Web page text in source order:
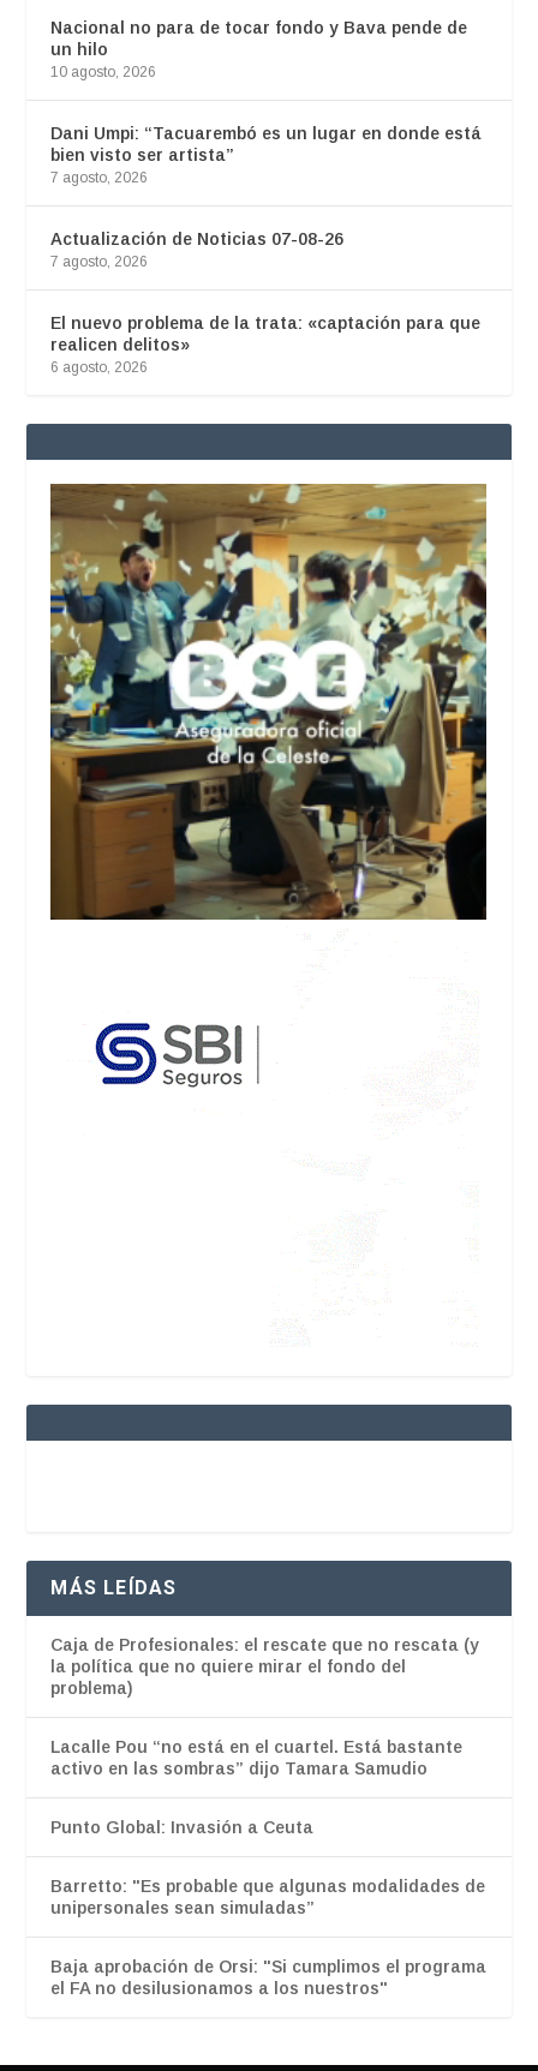
Nacional no para de tocar fondo y Bava pende de
un hilo
10 agosto, 2026
Dani Umpi: “Tacuarembó es un lugar en donde está
bien visto ser artista”
7 agosto, 2026
Actualización de Noticias 07-08-26
7 agosto, 2026
El nuevo problema de la trata: «captación para que
realicen delitos»
6 agosto, 2026
MÁS LEÍDAS
Caja de Profesionales: el rescate que no rescata (y
la política que no quiere mirar el fondo del
problema)
Lacalle Pou “no está en el cuartel. Está bastante
activo en las sombras” dijo Tamara Samudio
Punto Global: Invasión a Ceuta
Barretto: "Es probable que algunas modalidades de
unipersonales sean simuladas”
Baja aprobación de Orsi: "Si cumplimos el programa
el FA no desilusionamos a los nuestros"